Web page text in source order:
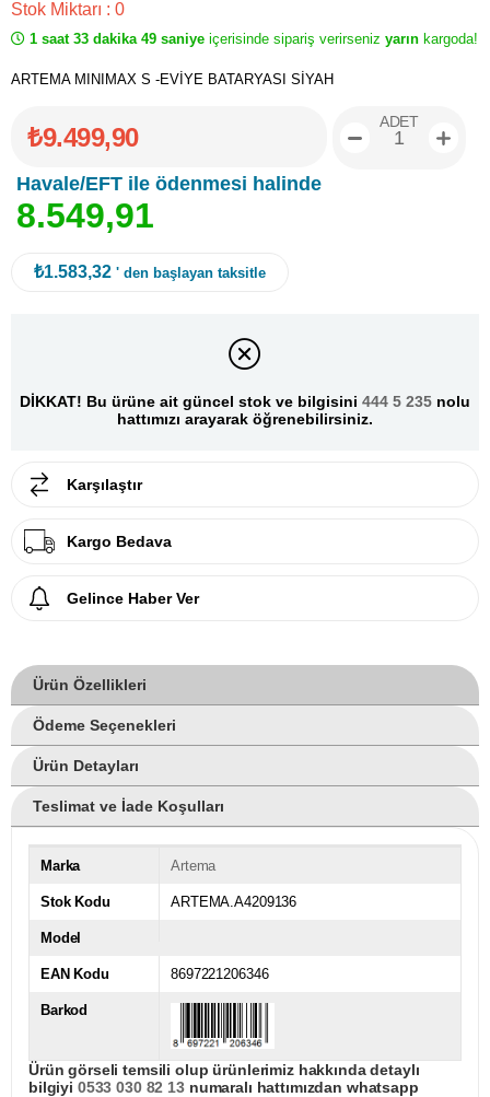
Stok Miktarı : 0
1 saat 33 dakika 49 saniye içerisinde sipariş verirseniz yarın kargoda!
ARTEMA MINIMAX S -EVİYE BATARYASI SİYAH
₺9.499,90
Havale/EFT ile ödenmesi halinde
8.549,91
ADET
₺1.583,32 ' den başlayan taksitle
DİKKAT! Bu ürüne ait güncel stok ve bilgisini 444 5 235 nolu
hattımızı arayarak öğrenebilirsiniz.
Karşılaştır
Kargo Bedava
Gelince Haber Ver
Ürün Özellikleri
Ödeme Seçenekleri
Ürün Detayları
Teslimat ve İade Koşulları
Marka Artema
Stok Kodu ARTEMA.A4209136
Model
EAN Kodu 8697221206346
Barkod
Ürün görseli temsili olup ürünlerimiz hakkında detaylı
bilgiyi 0533 030 82 13numaralı hattımızdan whatsapp